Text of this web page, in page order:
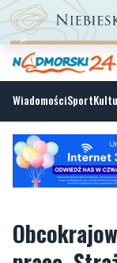
WiadomościSport
800